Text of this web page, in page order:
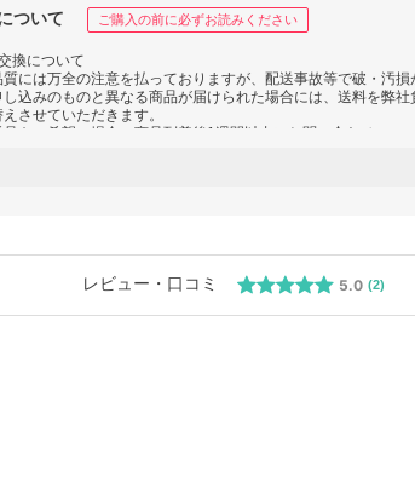
ついて ご購入の前に必ずお読みください
換について
質には万全の注意を払っておりますが、配送事故等で破・汚損
込みのものと異なる商品が届けられた場合には、送料を弊社
させていただきます。
品をご希望の場合、商品到着後1週間以内にお問い合わせフォ
した場合は交換・返品を承れません。
品はご返品や交換をお断りしております。
レビュー・口コミ 5.0 (2)